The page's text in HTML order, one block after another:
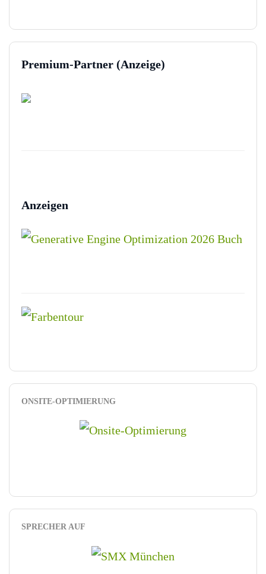
Premium-Partner (Anzeige)
Anzeigen
ONSITE-OPTIMIERUNG
SPRECHER AUF